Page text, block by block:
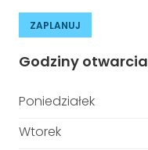
ZAPLANUJ
Godziny otwarcia
Poniedziałek
Wtorek